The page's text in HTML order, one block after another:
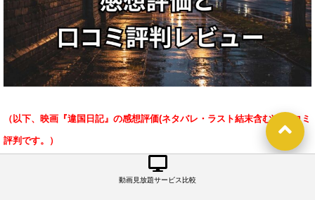
（以下、映画『違国日記』の感想評価(ネタバレ・ラスト結末含む)と口コミ
評判です。）
感想評価(※ネタバレ有)｜
マシタトモコの同名漫
動画見放題サービス比較